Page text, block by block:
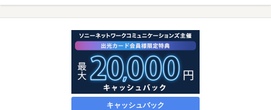
キャッシュバック